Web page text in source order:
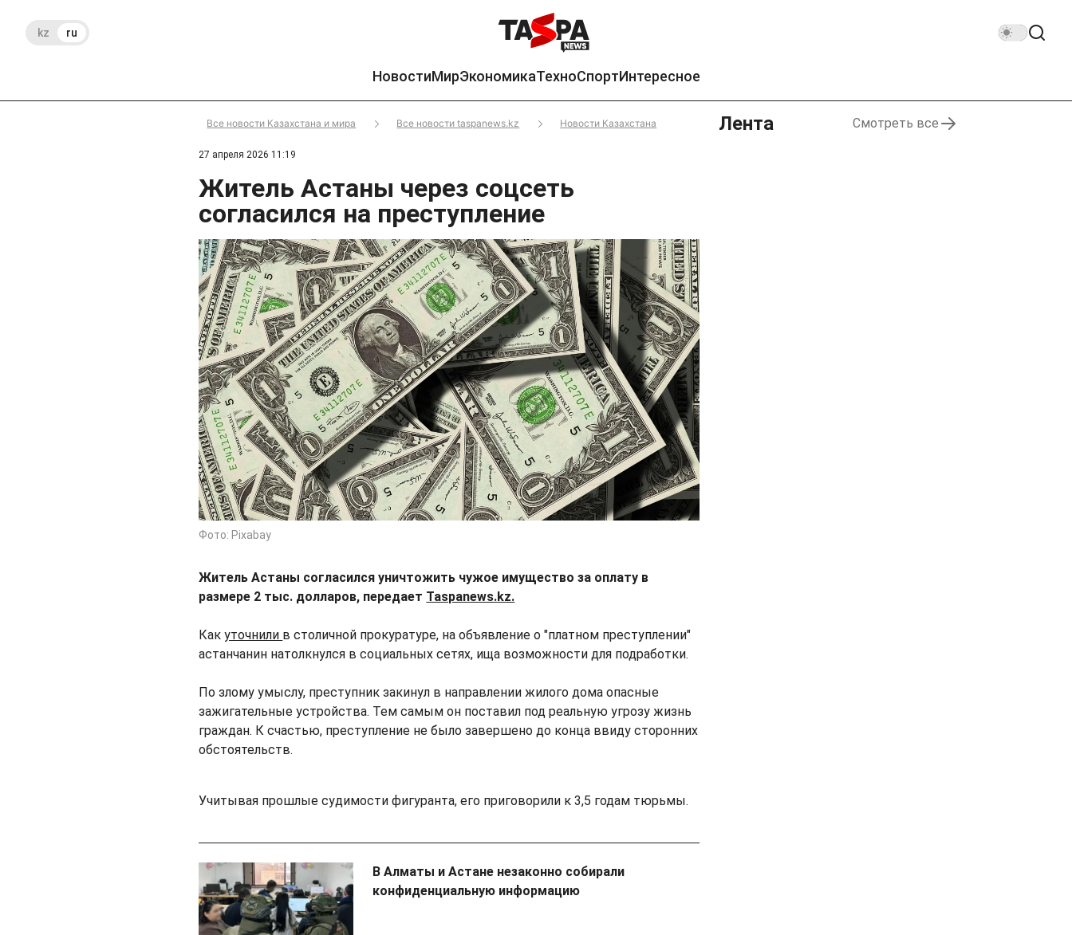
kz ru
НовостиМирЭкономикаТехноСпортИнтересное
Все новости Казахстана и мира Все новости taspanews.kz Новости Казахстана
27 апреля 2026 11:19
Житель Астаны через соцсеть
согласился на преступление
Фото: Pixabay
Житель Астаны согласился уничтожить чужое имущество за оплату в
размере 2 тыс. долларов, передает Taspanews.kz.
Какуточнили в столичной прокуратуре, на объявление о "платном преступлении"
астанчанин натолкнулся в социальных сетях, ища возможности для подработки.
По злому умыслу, преступник закинул в направлении жилого дома опасные
зажигательные устройства. Тем самым он поставил под реальную угрозу жизнь
граждан. К счастью, преступление не было завершено до конца ввиду сторонних
обстоятельств.
Учитывая прошлые судимости фигуранта, его приговорили к 3,5 годам тюрьмы.
В Алматы и Астане незаконно собирали
конфиденциальную информацию
Лента Смотреть все